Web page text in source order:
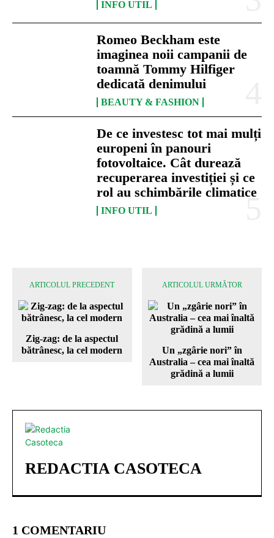
INFO UTIL
Romeo Beckham este
imaginea noii campanii de
toamnă Tommy Hilfiger
dedicată denimului
BEAUTY & FASHION
De ce investesc tot mai mulți
europeni în panouri
fotovoltaice. Cât durează
recuperarea investiției și ce
rol au schimbările climatice
INFO UTIL
ARTICOLUL PRECEDENT
Zig-zag: de la aspectul
bătrânesc, la cel modern
ARTICOLUL URMĂTOR
Un „zgârie nori” în
Australia – cea mai înaltă
grădină a lumii
REDACTIA CASOTECA
1 COMENTARIU